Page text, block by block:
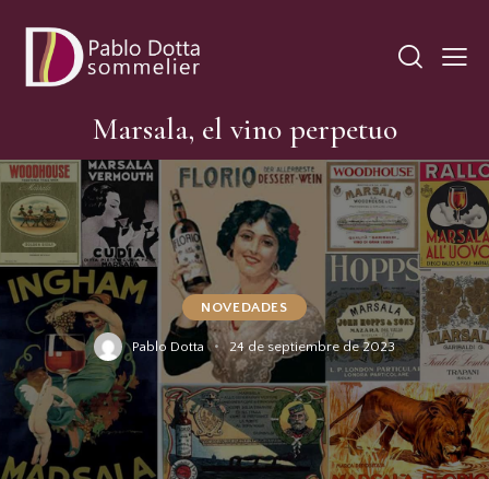
Marsala, el vino perpetuo
NOVEDADES
Pablo Dotta 24 de septiembre de 2023